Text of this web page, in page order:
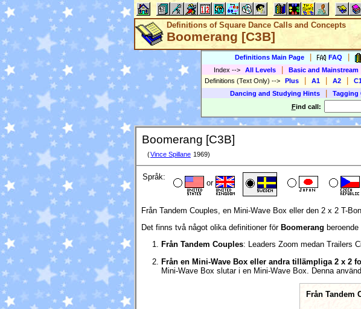
Definitions of Square Dance Calls and Concepts
Boomerang [C3B]
Definitions Main Page FAQ
Index --> All Levels Basic and Mainstream
Definitions (Text Only) --> Plus A1 A2
Dancing and Studying Hints
Tagging
Find call:
Boomerang [C3B]
(Vince Spillane 1969)
Språk:
or
Från Tandem Couples, en Mini-Wave Box eller den 2 x 2 T-
Det finns två något olika definitioner för Boomerang
Från Tandem Couples: Leaders Zoom medan Trailers
Från en Mini-Wave Box eller andra tillämpliga 2 x 2
Mini-Wave Box slutar i en Mini-Wave Box. Denna
Från Tandem